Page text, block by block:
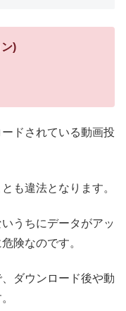
)
ドされている動画投
も違法となります。
うちにデータがアッ
険なのです。
ダウンロード後や動